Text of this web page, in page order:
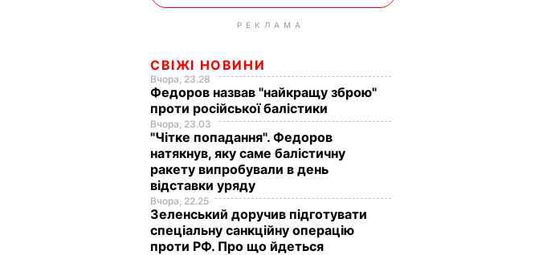
РЕКЛАМА
СВІЖІ НОВИНИ
Вчора, 23.28
Федоров назвав "найкращу зброю"
проти російської балістики
Вчора, 23.03
"Чітке попадання". Федоров
натякнув, яку саме балістичну
ракету випробували в день
відставки уряду
Вчора, 22.25
Зеленський доручив підготувати
спеціальну санкційну операцію
проти РФ. Про що йдеться